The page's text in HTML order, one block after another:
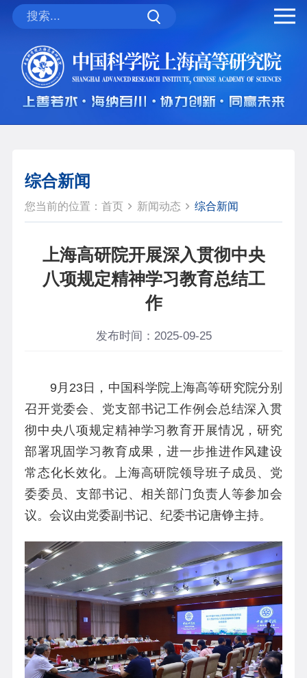
综合新闻
您当前的位置： 首页 新闻动态 综合新闻
上海高研院开展深入贯彻中央
八项规定精神学习教育总结工
作
发布时间：2025-09-25
9月23日，中国科学院上海高等研究院分别
召开党委会、党支部书记工作例会总结深入贯
彻中央八项规定精神学习教育开展情况，研究
部署巩固学习教育成果，进一步推进作风建设
常态化长效化。上海高研院领导班子成员、党
委委员、支部书记、相关部门负责人等参加会
议。会议由党委副书记、纪委书记唐铮主持。